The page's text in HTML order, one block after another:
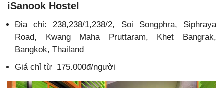
iSanook Hostel
Địa chỉ: 238,238/1,238/2, Soi Songphra, Siphraya
Road, Kwang Maha Pruttaram, Khet Bangrak,
Bangkok, Thailand
Giá chỉ từ 175.000đ/người